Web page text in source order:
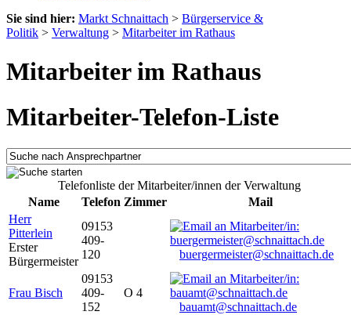
Sie sind hier: Markt Schnaittach > Bürgerservice &
Politik > Verwaltung > Mitarbeiter im Rathaus
Mitarbeiter im Rathaus
Mitarbeiter-Telefon-Liste
Telefonliste der Mitarbeiter/innen der Verwaltung
Name
Telefon Zimmer
Mail
Herr
Pitterlein
Erster
Bürgermeister
09153
409-
120
buergermeister@schnaittach.de
Frau Bisch
09153
409-
152
O 4
bauamt@schnaittach.de